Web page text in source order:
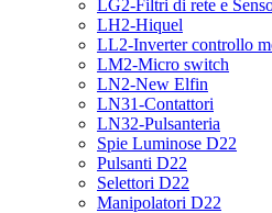
LG2-Filtri di rete e
LH2-Hiquel
LL2-Inverter controllo
LM2-Micro switch
LN2-New Elfin
LN31-Contattori
LN32-Pulsanteria
Spie Luminose D22
Pulsanti D22
Selettori D22
Manipolatori D22